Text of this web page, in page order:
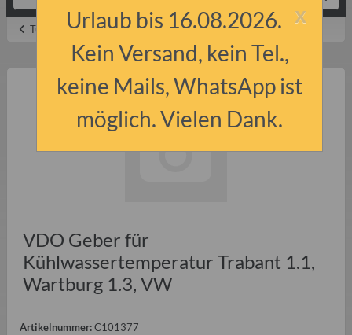
Tuning & Motorsport
VDO Geber für
Kühlwassertemperatur Trabant 1.1,
Wartburg 1.3, VW
Artikelnummer:C101377
x
Urlaub bis 16.08.2026.
Kein Versand, kein Tel.,
keine Mails, WhatsApp ist
möglich. Vielen Dank.